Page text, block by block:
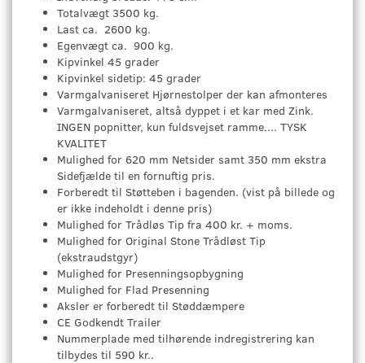
Totalvægt 3500 kg.
Last ca. 2600 kg.
Egenvægt ca. 900 kg.
Kipvinkel 45 grader
Kipvinkel sidetip: 45 grader
Varmgalvaniseret Hjørnestolper der kan afmonteres
Varmgalvaniseret, altså dyppet i et kar med Zink.
INGEN popnitter, kun fuldsvejset ramme.... TYSK
KVALITET
Mulighed for 620 mm Netsider samt 350 mm ekstra
Sidefjælde til en fornuftig pris.
Forberedt til Støtteben i bagenden. (vist på billede og
er ikke indeholdt i denne pris)
Mulighed for Trådløs Tip fra 400 kr. + moms.
Mulighed for Original Stone Trådløst Tip
(ekstraudstgyr)
Mulighed for Presenningsopbygning
Mulighed for Flad Presenning
Aksler er forberedt til Støddæmpere
CE Godkendt Trailer
Nummerplade med tilhørende indregistrering kan
tilbydes til 590 kr..